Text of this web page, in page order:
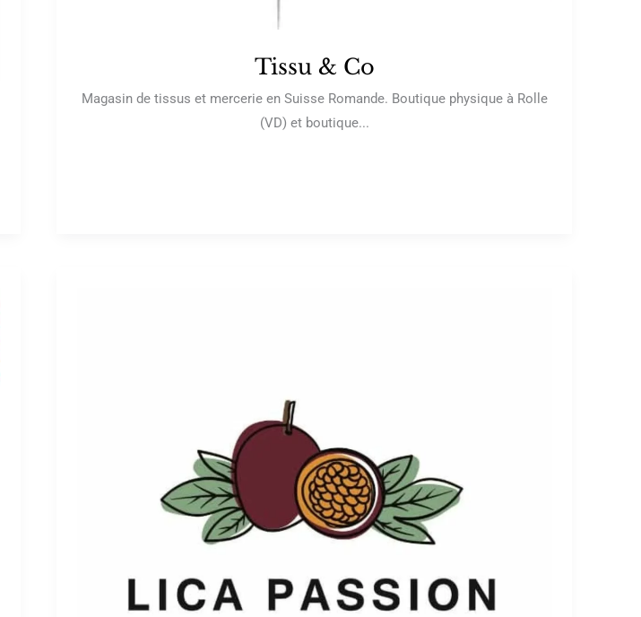
Tissu & Co
Magasin de tissus et mercerie en Suisse Romande. Boutique physique à Rolle
(VD) et boutique...